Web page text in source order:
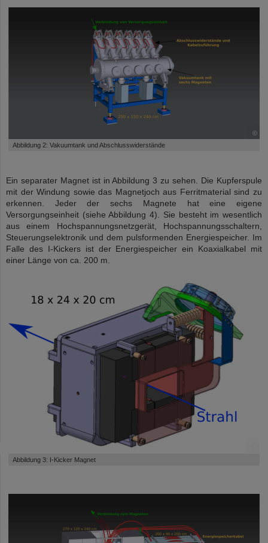
©
Abbildung 2: Vakuumtank und Abschlusswiderstände
Ein separater Magnet ist in Abbildung 3 zu sehen. Die Kupferspule
mit der Windung sowie das Magnetjoch aus Ferritmaterial sind zu
erkennen. Jeder der sechs Magnete hat eine eigene
Versorgungseinheit (siehe Abbildung 4). Sie besteht im wesentlich
aus einem Hochspannungsnetzgerät, Hochspannungsschaltern,
Steuerungselektronik und dem pulsformenden Energiespeicher. Im
Falle des I-Kickers ist der Energiespeicher ein Koaxialkabel mit
einer Länge von ca. 200 m.
Abbildung 3: I-Kicker Magnet